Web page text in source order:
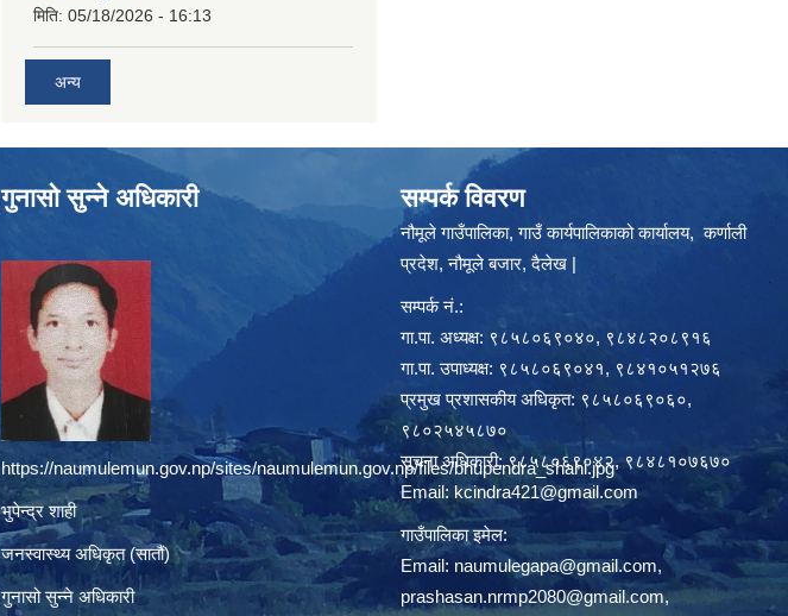
मिति: 05/18/2026 - 16:13
अन्य
गुनासो सुन्ने अधिकारी
https://naumulemun.gov.np/sites/naumulemun.gov.np/files/bhupendra_shahi.jpg
भुपेन्द्र शाही
जनस्वास्थ्य अधिकृत (सातौं)
गुनासो सुन्ने अधिकारी
सम्पर्क विवरण
नौमूले गाउँपालिका, गाउँ कार्यपालिकाको कार्यालय, कर्णाली
प्रदेश, नौमूले बजार, दैलेख |
सम्पर्क नं.:
गा.पा. अध्यक्ष: ९८५८०६९०४०, ९८४८२०८९१६
गा.पा. उपाध्यक्ष: ९८५८०६९०४१, ९८४१०५१२७६
प्रमुख प्रशासकीय अधिकृत: ९८५८०६९०६०,
९८०२५४५८७०
सूचना अधिकारी: ९८५८०६९०४२, ९८४८१०७६७०
Email:kcindra421@gmail.com
गाउँपालिका इमेल:
Email: naumulegapa@gmail.com,
prashasan.nrmp2080@gmail.com,